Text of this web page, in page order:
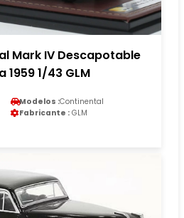
Mark IV Descapotable
1/43 GLM
Modelos :Continental
Fabricante : GLM